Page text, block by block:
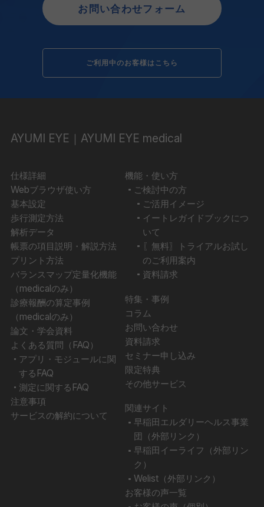
お問い合わせフォーム
ご利用中のお客様はこちら
AYUMI EYE｜AYUMI EYE medical
仕様詳細
Webブラウザ使い方
基本設定
歩行測定方法
解析データ
帳票の項目説明・解説方法
プリント方法
バランスマップ定量化機能
（medicalのみ）
診療報酬の算定事例
（medicalのみ）
論文・学会資料
よくある質問（FAQ）
アプリ・モジュールに関
するFAQ
測定に関するFAQ
注意事項
サービスの解約について
機能・使い方
ご検討中の方
ご活用イメージ
イートレガイドブックにつ
いて
〖無料〗トライアルお試し
のご利用案内
資料請求
特集・事例
コラム
お問い合わせ
資料請求
セミナー申し込み
限定特典
その他サービス
関連サイト
早稲田エルダリーヘルス事業
団（外部リンク）
早稲田イーライフ（外部リン
ク）
Welist（外部リンク）
お客様の声一覧